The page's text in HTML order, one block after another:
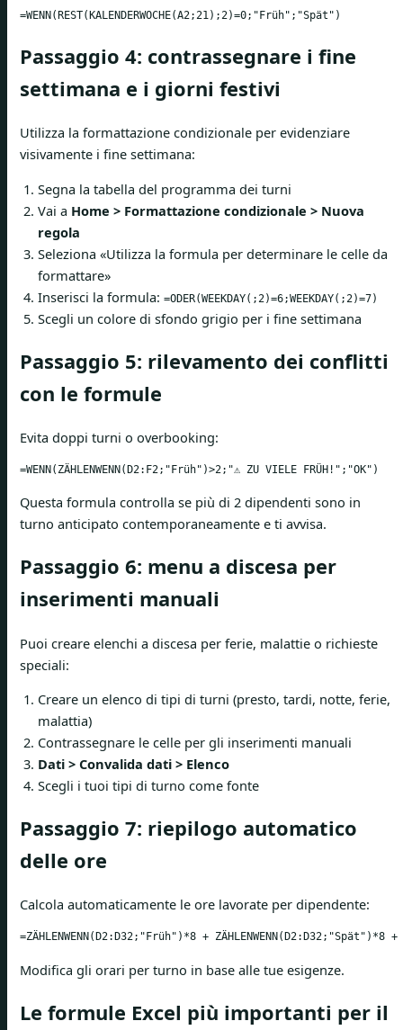
=WENN(REST(KALENDERWOCHE(A2;21);2)=0;"Früh";"Spät")
Passaggio 4: contrassegnare i fine
settimana e i giorni festivi
Utilizza la formattazione condizionale per evidenziare
visivamente i fine settimana:
Segna la tabella del programma dei turni
Vai a Home > Formattazione condizionale > Nuova
regola
Seleziona «Utilizza la formula per determinare le celle da
formattare»
Inserisci la formula: =ODER(WEEKDAY(;2)=6;WEEKDAY(;2)=7)
Scegli un colore di sfondo grigio per i fine settimana
Passaggio 5: rilevamento dei conflitti
con le formule
Evita doppi turni o overbooking:
=WENN(ZÄHLENWENN(D2:F2;"Früh")>2;"⚠️ ZU VIELE FRÜH!";"OK")
Questa formula controlla se più di 2 dipendenti sono in
turno anticipato contemporaneamente e ti avvisa.
Passaggio 6: menu a discesa per
inserimenti manuali
Puoi creare elenchi a discesa per ferie, malattie o richieste
speciali:
Creare un elenco di tipi di turni (presto, tardi, notte, ferie,
malattia)
Contrassegnare le celle per gli inserimenti manuali
Dati > Convalida dati > Elenco
Scegli i tuoi tipi di turno come fonte
Passaggio 7: riepilogo automatico
delle ore
Calcola automaticamente le ore lavorate per dipendente:
=ZÄHLENWENN(D2:D32;"Früh")*8 + ZÄHLENWENN(D2:D32;"Spät")*8
Modifica gli orari per turno in base alle tue esigenze.
Le formule Excel più importanti per il